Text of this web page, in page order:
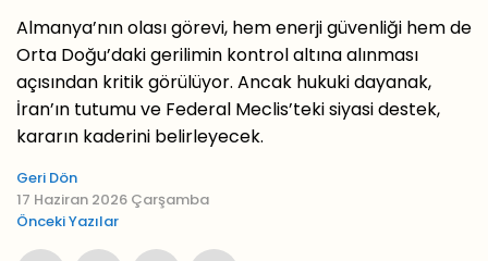
Almanya’nın olası görevi, hem enerji güvenliği hem de
Orta Doğu’daki gerilimin kontrol altına alınması
açısından kritik görülüyor. Ancak hukuki dayanak,
İran’ın tutumu ve Federal Meclis’teki siyasi destek,
kararın kaderini belirleyecek.
Geri Dön
17 Haziran 2026 Çarşamba
Önceki Yazılar